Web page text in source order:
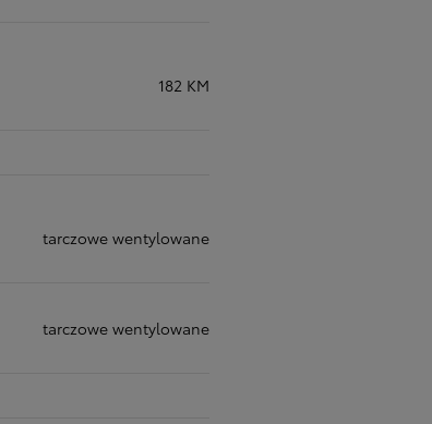
182 KM
tarczowe wentylowane
tarczowe wentylowane